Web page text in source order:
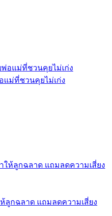
ม่ที่ชวนคุยไม่เก่ง
ลูกฉลาด แถมลดความเสี่ยง